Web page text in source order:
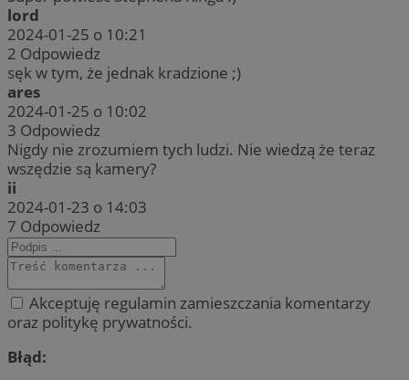
lord
2024-01-25 o 10:21
2 Odpowiedz
sęk w tym, że jednak kradzione ;)
ares
2024-01-25 o 10:02
3 Odpowiedz
Nigdy nie zrozumiem tych ludzi. Nie wiedzą że teraz
wszędzie są kamery?
ii
2024-01-23 o 14:03
7 Odpowiedz
Akceptuję regulamin zamieszczania komentarzy
oraz politykę prywatności.
Błąd: